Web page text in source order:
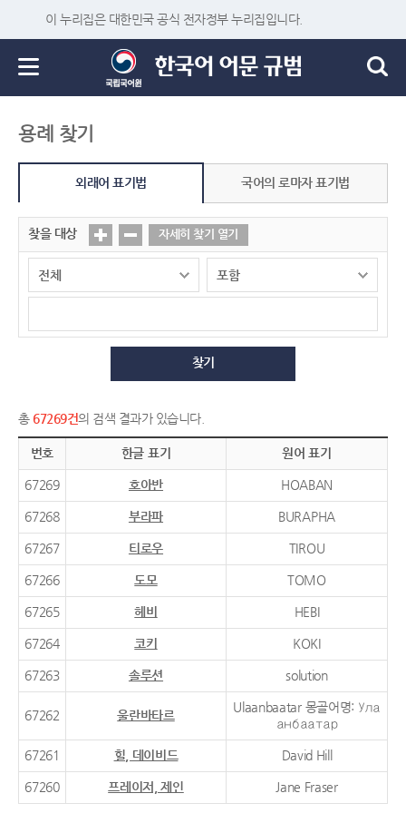
이 누리집은 대한민국 공식 전자정부 누리집입니다.
용례 찾기
외래어 표기법 국어의 로마자 표기법
찾을 대상 자세히 찾기 열기
찾기
총 67269건의 검색 결과가 있습니다.
번호 한글 표기 원어 표기
67269 호아반 HOABAN
67268 부라파 BURAPHA
67267 티로우 TIROU
67266 도모 TOMO
67265 헤비 HEBI
67264 코키 KOKI
67263 솔루션 solution
67262 울란바타르
Ulaanbaatar 몽골어명: Ула
анбаатар
67261 힐, 데이비드 David Hill
67260 프레이저, 제인 Jane Fraser